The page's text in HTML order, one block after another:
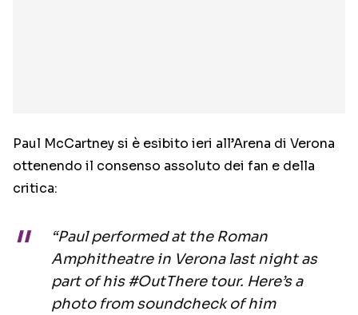
Paul McCartney si è esibito ieri all’Arena di Verona
ottenendo il consenso assoluto dei fan e della
critica:
“Paul performed at the Roman
Amphitheatre in Verona last night as
part of his #OutThere tour. Here’s a
photo from soundcheck of him